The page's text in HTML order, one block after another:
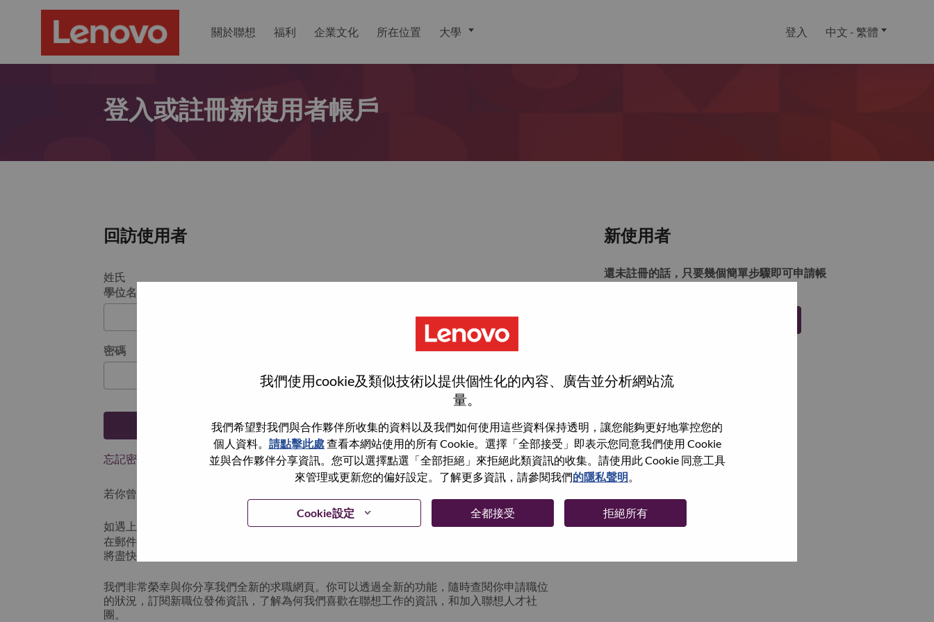
我們使用cookie及類似技術以提供個性化的內容、廣告並分析網站流
量。
我們希望對我們與合作夥伴所收集的資料以及我們如何使用這些資料保持透明，讓您能夠更好地掌控您的
個人資料。 請點擊此處查看本網站使用的所有 Cookie。選擇「全部接受」即表示您同意我們使用 Cookie
並與合作夥伴分享資訊。您可以選擇點選「全部拒絕」來拒絕此類資訊的收集。請使用此 Cookie 同意工具
來管理或更新您的偏好設定。了解更多資訊，請參閱我們的隱私聲明。
Cookie設定 全都接受 拒絕所有
關於聯想 福利 企業文化 所在位置 大學 登入 中文 - 繁體
登入或註冊新使用者帳戶
回訪使用者
姓氏
學位名稱
密碼
登入
忘記密碼了？
若你曾使用你的電子郵件申請我們的職位，你可以選擇”忘記密碼”重新設定你的登入資料
如遇上登入問題，或無法建立帳號。請連絡我們的人力資源部門hrsupport@lenovo.com請
在郵件的主題寫上 “Application login issue” 及在郵件中例明你遇到的問題和附上截圖。我們
將盡快與你聯絡。
我們非常榮幸與你分享我們全新的求職網頁。你可以透過全新的功能，隨時查閱你申請職位
的狀況，訂閱新職位發佈資訊，了解為何我們喜歡在聯想工作的資訊，和加入聯想人才社
團。
新使用者
還未註冊的話，只要幾個簡單步驟即可申請帳